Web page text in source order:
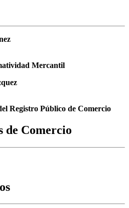
Mercantil
Registro Público de Comercio
de Comercio